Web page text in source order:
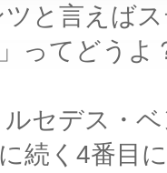
と言えば
ってどう
セデス・
続く4番目